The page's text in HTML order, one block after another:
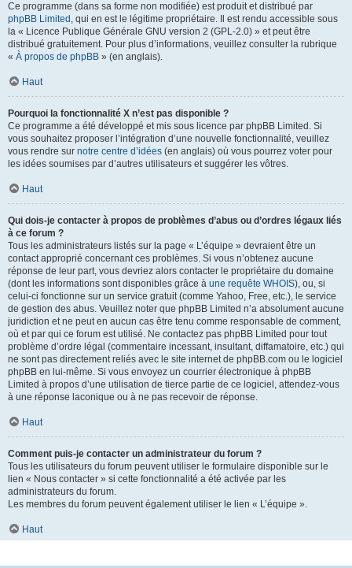
Ce programme (dans sa forme non modifiée) est produit et distribué par
phpBB Limited , qui en est le légitime propriétaire. Il est rendu accessible sous
la « Licence Publique Générale GNU version 2 (GPL-2.0) » et peut être
distribué gratuitement. Pour plus d’informations, veuillez consulter la rubrique
« À propos de phpBB » (en anglais).
Haut
Pourquoi la fonctionnalité X n’est pas disponible ?
Ce programme a été développé et mis sous licence par phpBB Limited. Si
vous souhaitez proposer l’intégration d’une nouvelle fonctionnalité, veuillez
vous rendre sur notre centre d’idées (en anglais) où vous pourrez voter pour
les idées soumises par d’autres utilisateurs et suggérer les vôtres.
Haut
Qui dois-je contacter à propos de problèmes d’abus ou d’ordres légaux liés
à ce forum ?
Tous les administrateurs listés sur la page « L’équipe » devraient être un
contact approprié concernant ces problèmes. Si vous n’obtenez aucune
réponse de leur part, vous devriez alors contacter le propriétaire du domaine
(dont les informations sont disponibles grâce à une requête WHOIS), ou, si
celui-ci fonctionne sur un service gratuit (comme Yahoo, Free, etc.), le service
de gestion des abus. Veuillez noter que phpBB Limited n’a absolument aucune
juridiction et ne peut en aucun cas être tenu comme responsable de comment,
où et par qui ce forum est utilisé. Ne contactez pas phpBB Limited pour tout
problème d’ordre légal (commentaire incessant, insultant, diffamatoire, etc.) qui
ne sont pas directement reliés avec le site internet de phpBB.com ou le logiciel
phpBB en lui-même. Si vous envoyez un courrier électronique à phpBB
Limited à propos d’une utilisation de tierce partie de ce logiciel, attendez-vous
à une réponse laconique ou à ne pas recevoir de réponse.
Haut
Comment puis-je contacter un administrateur du forum ?
Tous les utilisateurs du forum peuvent utiliser le formulaire disponible sur le
lien « Nous contacter » si cette fonctionnalité a été activée par les
administrateurs du forum.
Les membres du forum peuvent également utiliser le lien « L’équipe ».
Haut